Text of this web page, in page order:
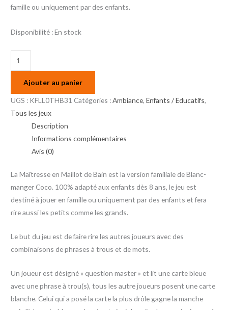
famille ou uniquement par des enfants.
Disponibilité :En stock
Ajouter au panier
UGS : KFLL0THB31 Catégories :Ambiance,Enfants / Educatifs,
Tous les jeux
Description
Informations complémentaires
Avis (0)
La Maîtresse en Maillot de Bain est la version familiale de Blanc-
manger Coco. 100% adapté aux enfants dès 8 ans, le jeu est
destiné à jouer en famille ou uniquement par des enfants et fera
rire aussi les petits comme les grands.
Le but du jeu est de faire rire les autres joueurs avec des
combinaisons de phrases à trous et de mots.
Un joueur est désigné « question master » et lit une carte bleue
avec une phrase à trou(s), tous les autre joueurs posent une carte
blanche. Celui qui a posé la carte la plus drôle gagne la manche